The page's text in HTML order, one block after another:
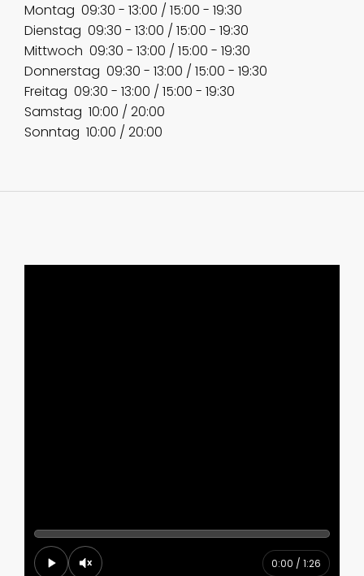
​Montag ​09:30 - 13:00 / 15:00 - 19:30
​Dienstag 09:30 - 13:00 / 15:00 - 19:30
​Mittwoch 09:30 - 13:00 / 15:00 - 19:30
​Donnerstag 09:30 - 13:00 / 15:00 - 19:30
​Freitag 09:30 - 13:00 / 15:00 - 19:30
​Samstag 10:00 / 20:00
​Sonntag 10:00 / 20:00
0:00 / 1:26